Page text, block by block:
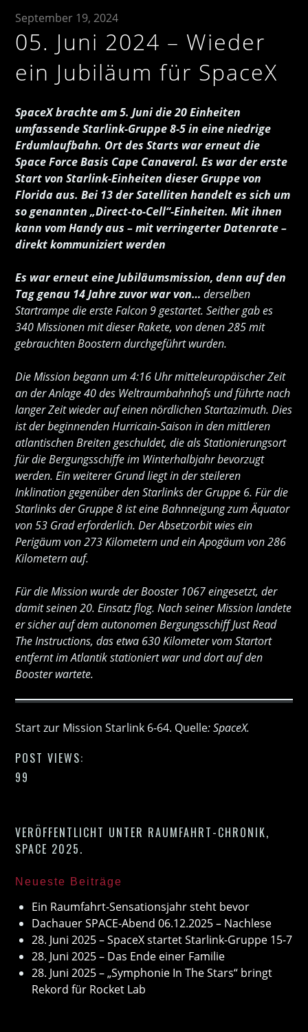
September 19, 2024
05. Juni 2024 – Wieder
ein Jubiläum für SpaceX
SpaceX brachte am 5. Juni die 20 Einheiten
umfassende Starlink-Gruppe 8-5 in eine niedrige
Erdumlaufbahn. Ort des Starts war erneut die
Space Force Basis Cape Canaveral.Es war der erste
Start von Starlink-Einheiten dieser Gruppe von
Florida aus. Bei 13 der Satelliten handelt es sich um
so genannten „Direct-to-Cell“-Einheiten. Mit ihnen
kann vom Handy aus – mit verringerter Datenrate –
direkt kommuniziert werden
Es war erneut eine Jubiläumsmission, denn auf den
Tag genau 14 Jahre zuvor war von…derselben
Startrampe die erste Falcon 9 gestartet. Seither gab es
340 Missionen mit dieser Rakete, von denen 285 mit
gebrauchten Boostern durchgeführt wurden.
Die Mission begann um 4:16 Uhr mitteleuropäischer Zeit
an der Anlage 40 des Weltraumbahnhofs und führte nach
langer Zeit wieder auf einen nördlichen Startazimuth. Dies
ist der beginnenden Hurricain-Saison in den mittleren
atlantischen Breiten geschuldet, die als Stationierungsort
für die Bergungsschiffe im Winterhalbjahr bevorzugt
werden. Ein weiterer Grund liegt in der steileren
Inklination gegenüber den Starlinks der Gruppe 6. Für die
Starlinks der Gruppe 8 ist eine Bahnneigung zum Äquator
von 53 Grad erforderlich. Der Absetzorbit wies ein
Perigäum von 273 Kilometern und ein Apogäum von 286
Kilometern auf.
Für die Mission wurde der Booster 1067 eingesetzt, der
damit seinen 20. Einsatz flog. Nach seiner Mission landete
er sicher auf dem autonomen BergungsschiffJust Read
The Instructions, das etwa 630 Kilometer vom Startort
entfernt im Atlantik stationiert war und dort auf den
Booster wartete.
Start zur Mission Starlink 6-64. Quelle: SpaceX.
POST VIEWS:
99
VERÖFFENTLICHT UNTER RAUMFAHRT-CHRONIK,
SPACE 2025.
Neueste Beiträge
Ein Raumfahrt-Sensationsjahr steht bevor
Dachauer SPACE-Abend 06.12.2025 – Nachlese
28. Juni 2025 – SpaceX startet Starlink-Gruppe 15-7
28. Juni 2025 – Das Ende einer Familie
28. Juni 2025 – „Symphonie In The Stars“ bringt
Rekord für Rocket Lab